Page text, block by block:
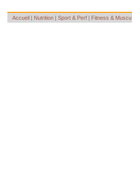
Accueil | Nutrition | Sport & Perf | Fitness & Muscu